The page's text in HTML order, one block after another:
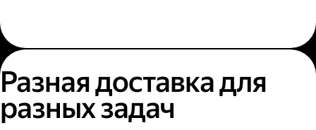
Разная доставка для
разных задач